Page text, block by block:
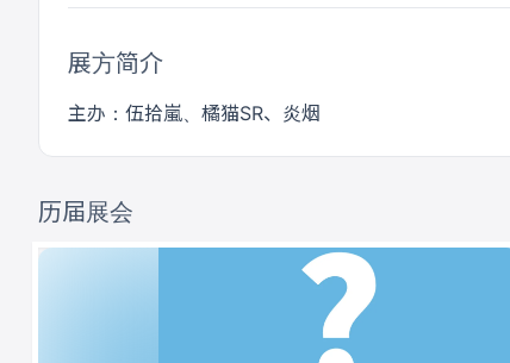
展方简介
主办：伍拾嵐、橘猫SR、炎烟
历届展会